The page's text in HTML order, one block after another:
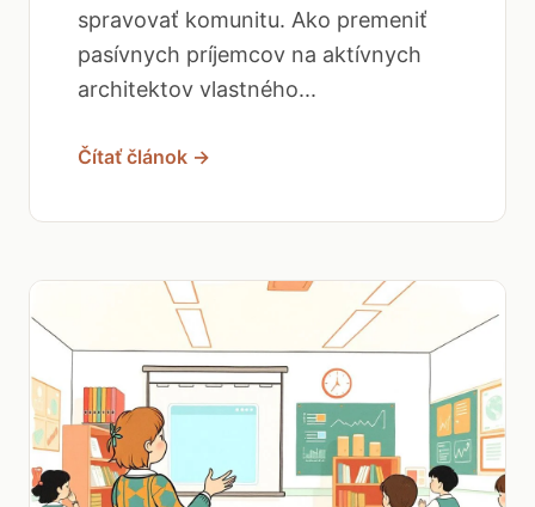
spravovať komunitu. Ako premeniť
pasívnych príjemcov na aktívnych
architektov vlastného...
Čítať článok →